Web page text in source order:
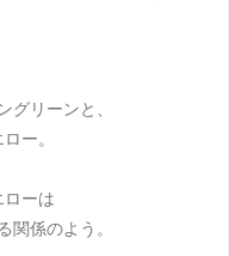
グリーンと、
ー。
ローは
関係のよう。